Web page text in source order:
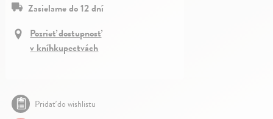
Zasielame do 12 dní
Pozrieť dostupnosť
v kníhkupectvách
Pridať do wishlistu